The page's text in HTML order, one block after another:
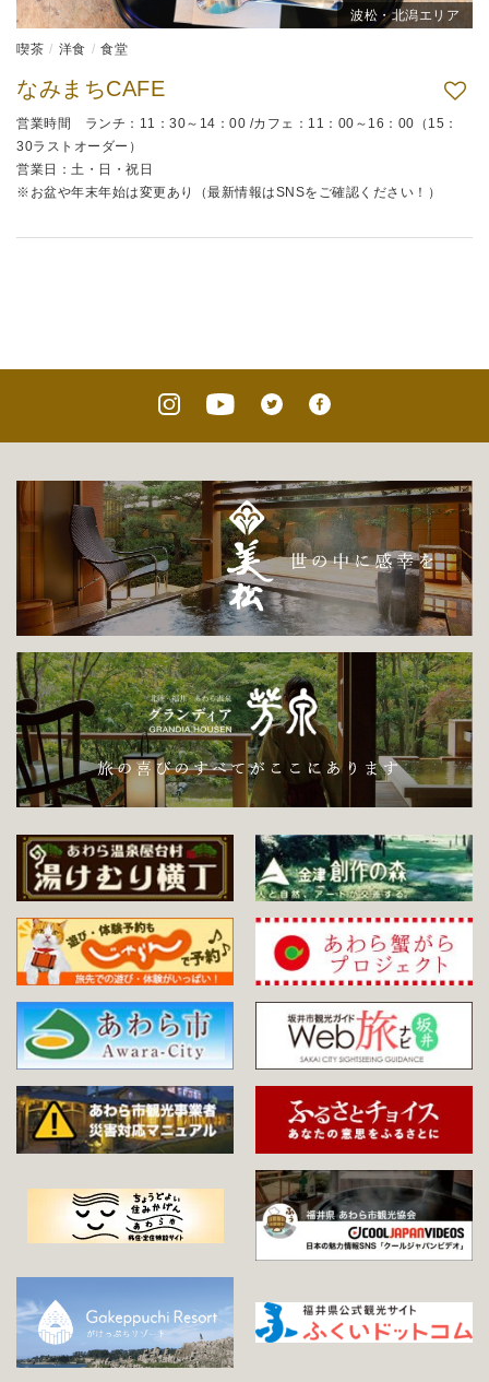
波松・北潟エリア
喫茶 洋食 食堂
なみまちCAFE
営業時間 ランチ：11：30～14：00 /カフェ：11：00～16：00（15：
30ラストオーダー）
営業日：土・日・祝日
※お盆や年末年始は変更あり（最新情報はSNSをご確認ください！）